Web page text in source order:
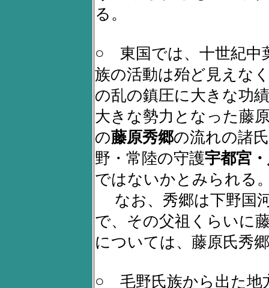
る。
○ 東国では、十世紀中
族の活動は殆ど見えな
の乱の鎮圧に大きな功
大きな勢力となった藤
の藤原秀郷の流れの諸
野・常陸の守護宇都宮
ではないかとみられる
なお、秀郷は下野国
で、その父祖くらいに
については、藤原氏秀
○ 毛野氏族から出た地